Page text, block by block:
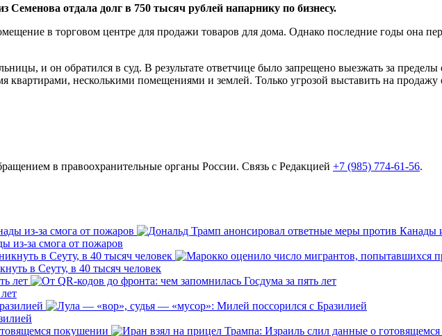
отдала долг в 750 тысяч рублей напарнику по бизнесу.
в торговом центре для продажи товаров для дома. Однако последние годы она
и он обратился в суд. В результате ответчице было запрещено выезжать за
несколькими помещениями и землей. Только угрозой выставить на продажу
в правоохранительные органы России. Связь с Редакцией +7 (985) 774-61-56.
из-за смога от пожаров
в Сеуту, в 40 тысяч человек